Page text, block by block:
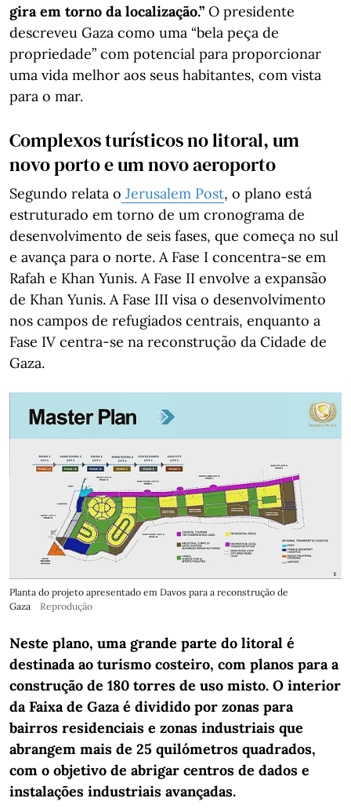
gira em torno da localização.” O presidente
descreveu Gaza como uma “bela peça de
propriedade” com potencial para proporcionar
uma vida melhor aos seus habitantes, com vista
para o mar.
Complexos turísticos no litoral, um
novo porto e um novo aeroporto
Segundo relata o Jerusalem Post, o plano está
estruturado em torno de um cronograma de
desenvolvimento de seis fases, que começa no sul
e avança para o norte. A Fase I concentra-se em
Rafah e Khan Yunis. A Fase II envolve a expansão
de Khan Yunis. A Fase III visa o desenvolvimento
nos campos de refugiados centrais, enquanto a
Fase IV centra-se na reconstrução da Cidade de
Gaza.
Planta do projeto apresentado em Davos para a reconstrução de
Gaza
Reprodução
Neste plano, uma grande parte do litoral é
destinada ao turismo costeiro, com planos para a
construção de 180 torres de uso misto. O interior
da Faixa de Gaza é dividido por zonas para
bairros residenciais e zonas industriais que
abrangem mais de 25 quilómetros quadrados,
com o objetivo de abrigar centros de dados e
instalações industriais avançadas.